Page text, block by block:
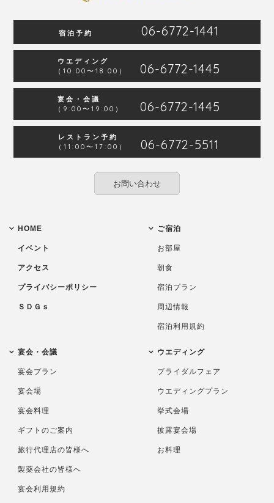
宿泊予約 06-6772-1441
ウエディング
（10:00〜18:00）
06-6772-1445
宴会・会議
（9:00〜19:00）
06-6772-1445
レストラン予約
（11:00〜17:00）
06-6772-5511
お問い合わせ
HOME
イベント
アクセス
プライバシーポリシー
ＳＤＧｓ
ご宿泊
お部屋
朝食
宿泊プラン
周辺情報
宿泊利用規約
宴会・会議
宴会プラン
宴会場
宴会料理
ギフトのご案内
旅行代理店の皆様へ
製薬会社の皆様へ
宴会利用規約
ウエディング
ブライダルフェア
ウエディングプラン
挙式会場
披露宴会場
お料理